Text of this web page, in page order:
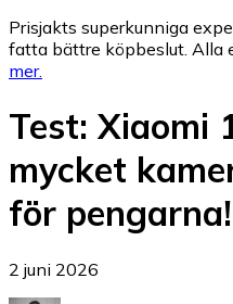
Prisjakts superkunniga
fatta bättre köpbeslut. Alla
mer.
Test: Xiaomi
mycket
för pengarna!
2 juni 2026